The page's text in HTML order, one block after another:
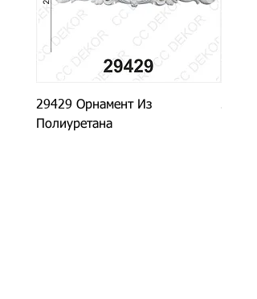
29429 Орнамент Из
Полиуретана